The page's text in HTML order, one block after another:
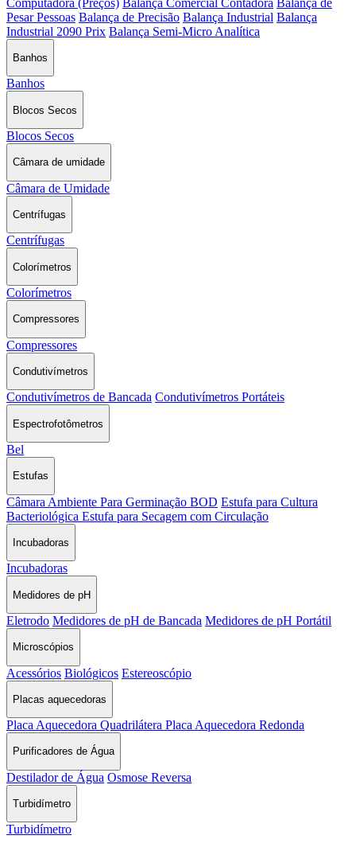
Pesar Pessoas Balança de Precisão Balança Industrial Balança
Industrial 2090 Prix Balança Semi-Micro Analítica
Banhos
Banhos
Blocos Secos
Blocos Secos
Câmara de umidade
Câmara de Umidade
Centrífugas
Centrífugas
Colorímetros
Colorímetros
Compressores
Compressores
Condutivímetros
Condutivímetros de Bancada Condutivímetros Portáteis
Espectrofotômetros
Bel
Estufas
Câmara Ambiente Para Germinação BOD Estufa para Cultura
Bacteriológica Estufa para Secagem com Circulação
Incubadoras
Incubadoras
Medidores de pH
Eletrodo Medidores de pH de Bancada Medidores de pH Portátil
Microscópios
Acessórios Biológicos Estereoscópio
Placas aquecedoras
Placa Aquecedora Quadrilátera Placa Aquecedora Redonda
Purificadores de Água
Destilador de Água Osmose Reversa
Turbidímetro
Turbidímetro